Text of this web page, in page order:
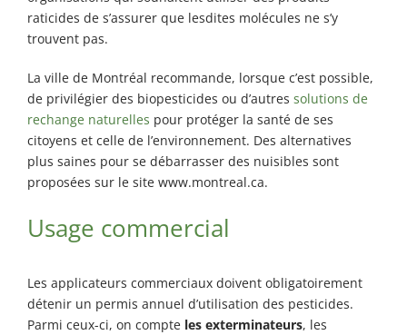
raticides de s’assurer que lesdites molécules ne s’y
trouvent pas.
La ville de Montréal recommande, lorsque c’est possible,
de privilégier des biopesticides ou d’autres solutions de
rechange naturelles pour protéger la santé de ses
citoyens et celle de l’environnement. Des alternatives
plus saines pour se débarrasser des nuisibles sont
proposées sur le site www.montreal.ca.
Usage commercial
Les applicateurs commerciaux doivent obligatoirement
détenir un permis annuel d’utilisation des pesticides.
Parmi ceux-ci, on compte les exterminateurs, les